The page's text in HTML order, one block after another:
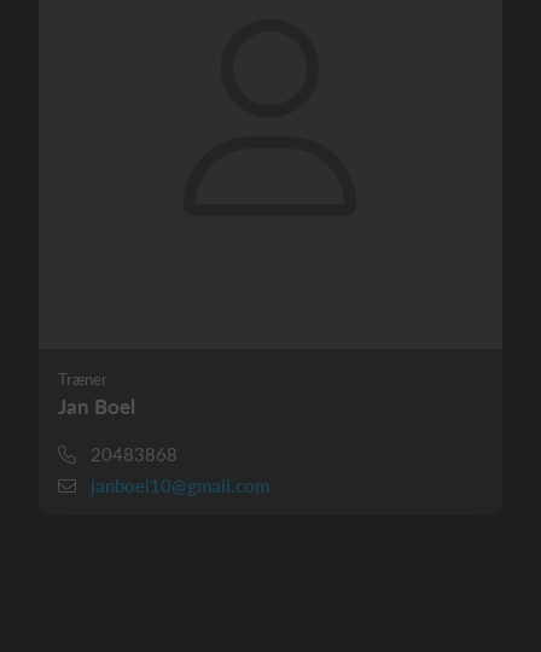
Træner
Jan Boel
20483868
janboel10@gmail.com